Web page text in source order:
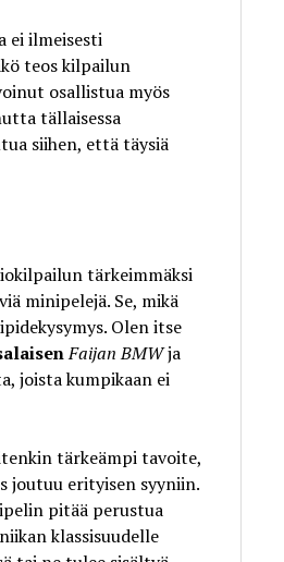
ei ilmeisesti
teos kilpailun
osallistua myös
tällaisessa
siihen, että täysiä
tärkeimmäksi
minipelejä. Se, mikä
Olen itse
Faijan BMWja
joista kumpikaan ei
tärkeämpi tavoite,
joutuu erityisen syyniin.
pitää perustua
klassisuudelle